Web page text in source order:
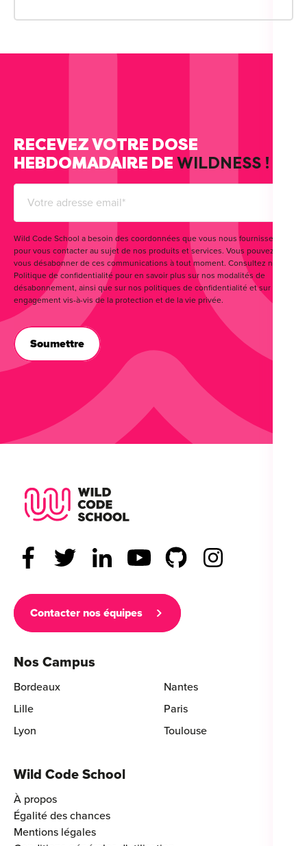
RECEVEZ VOTRE DOSE
HEBDOMADAIRE DE WILDNESS !
Wild Code School a besoin des coordonnées que vous nous fournissez
pour vous contacter au sujet de nos produits et services. Vous pouvez
vous désabonner de ces communications à tout moment. Consultez notre
Politique de confidentialité pour en savoir plus sur nos modalités de
désabonnement, ainsi que sur nos politiques de confidentialité et sur notre
engagement vis-à-vis de la protection et de la vie privée.
Contacter nos équipes
Nos Campus
Bordeaux
Lille
Lyon
Nantes
Paris
Toulouse
Wild Code School
À propos
Égalité des chances
Mentions légales